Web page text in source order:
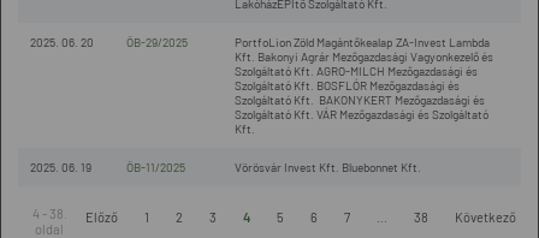
LakóházÉPÍtő Szolgáltató Kft.
2025. 06. 20 ÖB-29/2025
PortfoLion Zöld Magántőkealap ZA-Invest Lambda
Kft. Bakonyi Agrár Mezőgazdasági Vagyonkezelő és
Szolgáltató Kft. AGRO-MILCH Mezőgazdasági és
Szolgáltató Kft. BOSFLÓR Mezőgazdasági és
Szolgáltató Kft. BAKONYKERT Mezőgazdasági és
Szolgáltató Kft. VÁR Mezőgazdasági és Szolgáltató
Kft.
2025. 06. 19 ÖB-11/2025 Vörösvár Invest Kft. Bluebonnet Kft.
4 - 38.
oldal
Előző 1 2 3 4 5 6 7 38 Következő